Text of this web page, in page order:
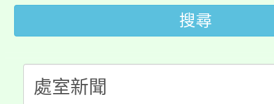
桃園市115學年度學生
生本土語及新住民語歌
代理(課)教師甄選結果(
公告本校115學年度第
搜尋